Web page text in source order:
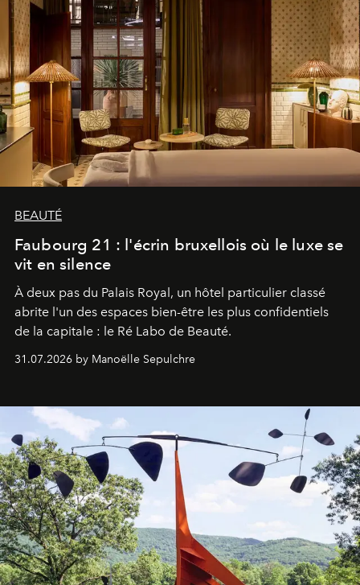
BEAUTÉ
Faubourg 21 : l'écrin bruxellois où le luxe se
vit en silence
À deux pas du Palais Royal, un hôtel particulier classé
abrite l'un des espaces bien-être les plus confidentiels
de la capitale : le Ré Labo de Beauté.
31.07.2026 by Manoëlle Sepulchre